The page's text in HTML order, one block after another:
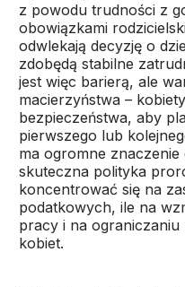
z powodu trudności z
obowiązkami
odwlekają decyzję o
zdobędą stabilne
jest więc barierą, ale
macierzyństwa –
bezpieczeństwa, aby
pierwszego lub
ma ogromne znaczenie
skuteczna polityka
koncentrować się na
podatkowych, ile na
pracy i na
kobiet.